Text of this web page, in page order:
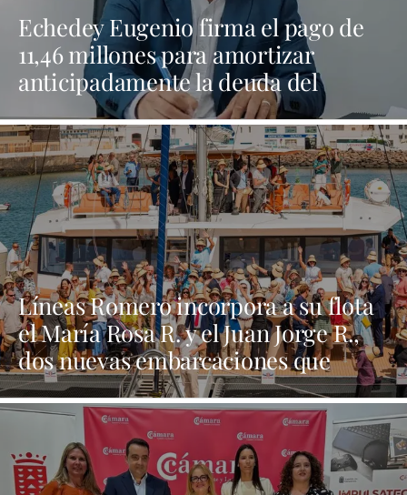
Echedey Eugenio firma el pago de
11,46 millones para amortizar
anticipadamente la deuda del
Ayuntamiento de Arrecife
Líneas Romero incorpora a su flota
el María Rosa R. y el Juan Jorge R.,
dos nuevas embarcaciones que
refuerzan su apuesta por la
innovación y la sostenibilidad